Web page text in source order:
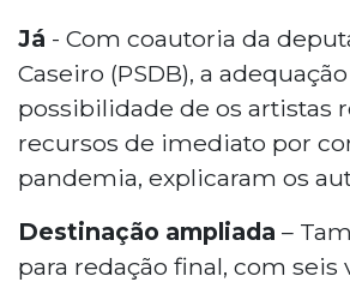
Já - Com coautoria da
Caseiro (PSDB), a
possibilidade de os artistas
recursos de imediato por
pandemia, explicaram os
Destinação ampliada –
para redação final, com seis